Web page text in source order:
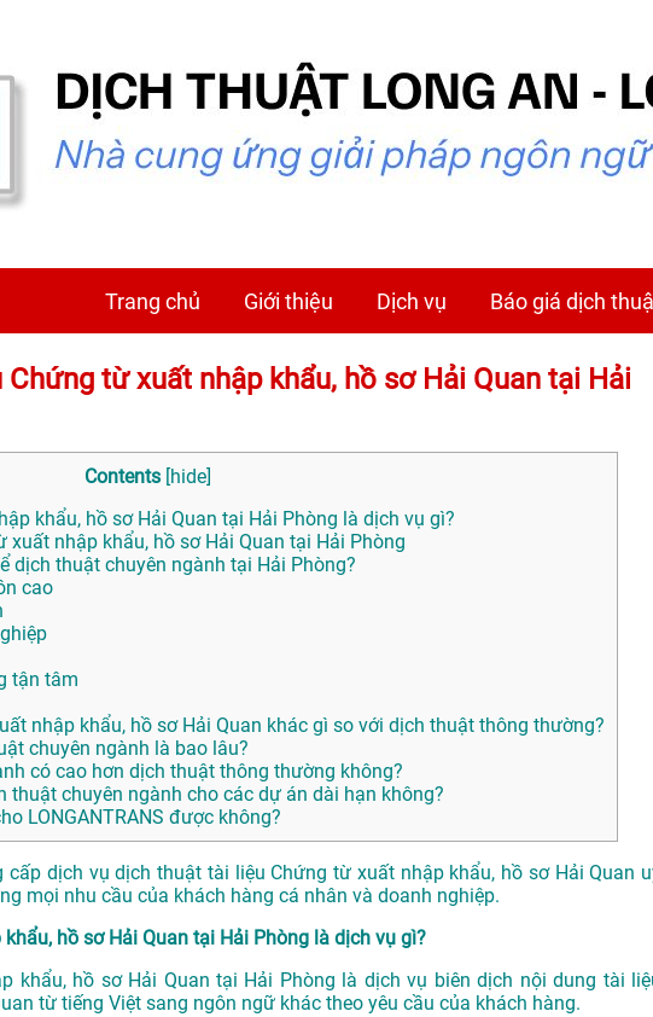
Trang chủ Giới thiệu Dịch vụ Báo giá dịch
từ xuất nhập khẩu, hồ sơ Hải Quan tại Hải
Contents [hide]
khẩu, hồ sơ Hải Quan tại Hải Phòng là dịch vụ gì?
nhập khẩu, hồ sơ Hải Quan tại Hải Phòng
dịch thuật chuyên ngành tại Hải Phòng?
cao
tận tâm
nhập khẩu, hồ sơ Hải Quan khác gì so với dịch thuật thông thường?
chuyên ngành là bao lâu?
có cao hơn dịch thuật thông thường không?
thuật chuyên ngành cho các dự án dài hạn không?
LONGANTRANS được không?
cấp dịch vụ dịch thuật tài liệu Chứng từ xuất nhập khẩu, hồ sơ Hải Quan
mọi nhu cầu của khách hàng cá nhân và doanh nghiệp.
hồ sơ Hải Quan tại Hải Phòng là dịch vụ gì?
khẩu, hồ sơ Hải Quan tại Hải Phòng là dịch vụ biên dịch nội dung tài
từ tiếng Việt sang ngôn ngữ khác theo yêu cầu của khách hàng.